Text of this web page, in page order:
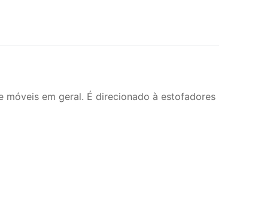
em geral. É direcionado à estofadores